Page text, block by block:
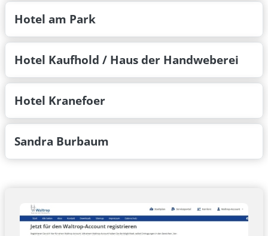
Hotel am Park
Hotel Kaufhold / Haus der Handweberei
Hotel Kranefoer
Sandra Burbaum